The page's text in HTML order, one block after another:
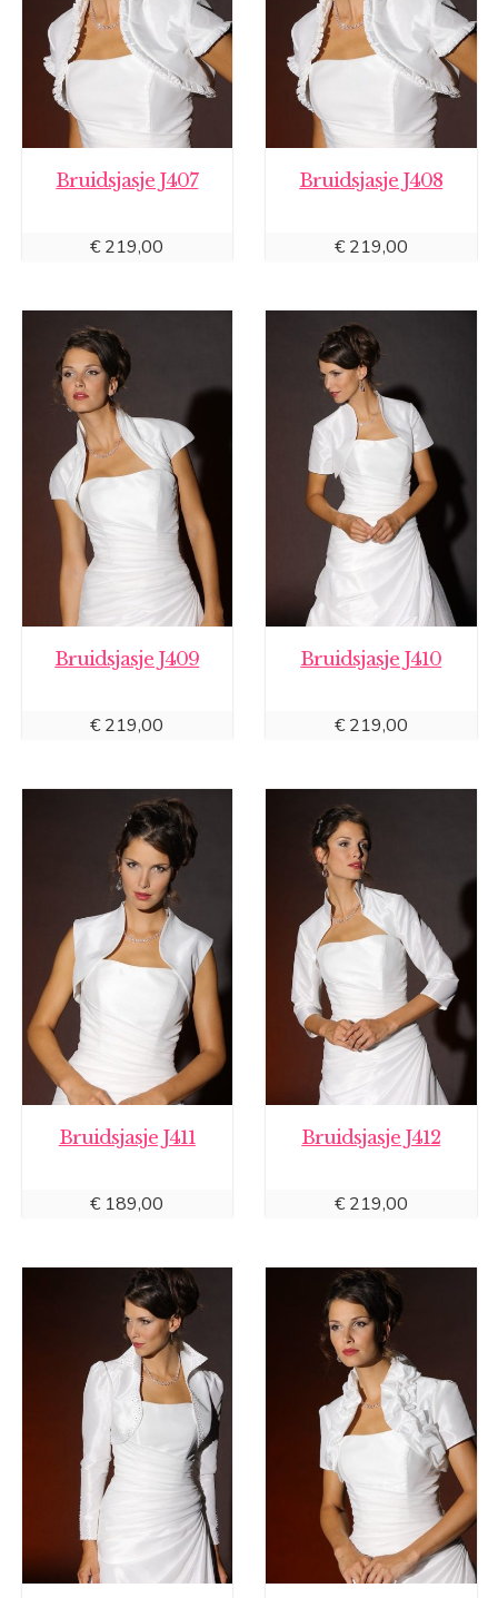
Bruidsjasje J407
€219,00
Bruidsjasje J408
€219,00
Bruidsjasje J409
€219,00
Bruidsjasje J410
€219,00
Bruidsjasje J411
€189,00
Bruidsjasje J412
€219,00